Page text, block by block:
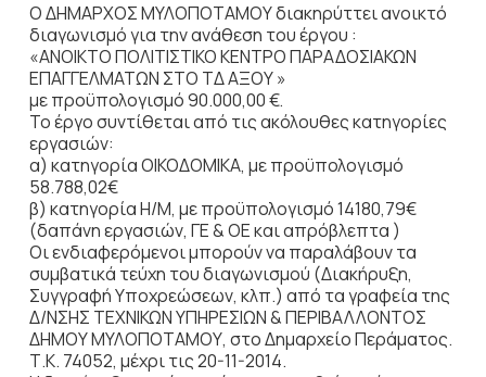
Ο ΔΗΜΑΡΧΟΣ ΜΥΛΟΠΟΤΑΜΟΥ διακηρύττει ανοικτό
διαγωνισμό για την ανάθεση του έργου :
«ΑΝΟΙΚΤΟ ΠΟΛΙΤΙΣΤΙΚΟ ΚΕΝΤΡΟ ΠΑΡΑΔΟΣΙΑΚΩΝ
ΕΠΑΓΓΕΛΜΑΤΩΝ ΣΤΟ ΤΔ ΑΞΟΥ »
με προϋπολογισμό 90.000,00 €.
Το έργο συντίθεται από τις ακόλουθες κατηγορίες
εργασιών:
α) κατηγορία ΟΙΚΟΔΟΜΙΚΑ, με προϋπολογισμό
58.788,02€
β) κατηγορία Η/Μ, με προϋπολογισμό 14180,79€
(δαπάνη εργασιών, ΓΕ & ΟΕ και απρόβλεπτα )
Οι ενδιαφερόμενοι μπορούν να παραλάβουν τα
συμβατικά τεύχη του διαγωνισμού (Διακήρυξη,
Συγγραφή Υποχρεώσεων, κλπ.) από τα γραφεία της
Δ/ΝΣΗΣ ΤΕΧΝΙΚΩΝ ΥΠΗΡΕΣΙΩΝ & ΠΕΡΙΒΑΛΛΟΝΤΟΣ
ΔΗΜΟΥ ΜΥΛΟΠΟΤΑΜΟΥ, στο Δημαρχείο Περάματος.
Τ.Κ. 74052, μέχρι τις 20-11-2014.